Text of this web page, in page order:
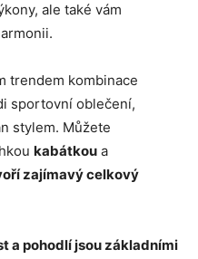
ale také vám
trendem kombinace
sportovní oblečení,
stylem. Můžete
kabátkou a
zajímavý celkový
a pohodlí jsou základními